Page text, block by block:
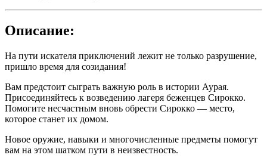
Описание:
На пути искателя приключений лежит не только разрушение,
пришло время для созидания!
Вам предстоит сыграть важную роль в истории Аурая.
Присоединяйтесь к возведению лагеря беженцев Сирокко.
Помогите несчастным вновь обрести Сирокко — место,
которое станет их домом.
Новое оружие, навыки и многочисленные предметы помогут
вам на этом шатком пути в неизвестность.